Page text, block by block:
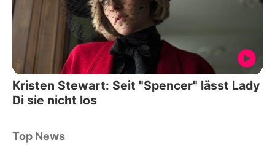
Kristen Stewart: Seit "Spencer" lässt Lady
Di sie nicht los
Top News